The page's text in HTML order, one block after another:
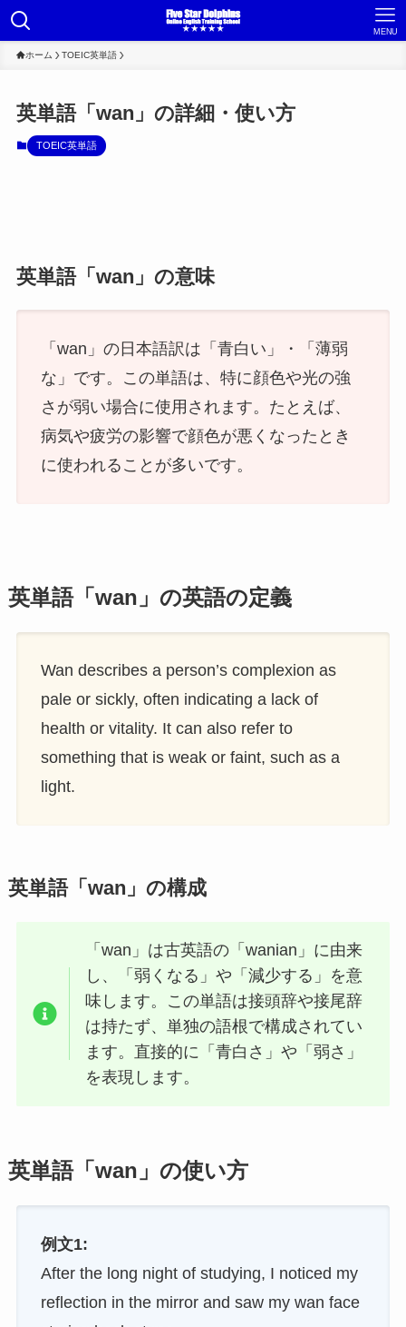
MENU
ホーム TOEIC英単語
英単語「wan」の詳細・使い方
TOEIC英単語
英単語「wan」の意味
「wan」の日本語訳は「青白い」・「薄弱
な」です。この単語は、特に顔色や光の強
さが弱い場合に使用されます。たとえば、
病気や疲労の影響で顔色が悪くなったとき
に使われることが多いです。
英単語「wan」の英語の定義
Wan describes a person’s complexion as
pale or sickly, often indicating a lack of
health or vitality. It can also refer to
something that is weak or faint, such as a
light.
英単語「wan」の構成
「wan」は古英語の「wanian」に由来
し、「弱くなる」や「減少する」を意
味します。この単語は接頭辞や接尾辞
は持たず、単独の語根で構成されてい
ます。直接的に「青白さ」や「弱さ」
を表現します。
英単語「wan」の使い方
例文1:
After the long night of studying, I noticed my
reflection in the mirror and saw my wan face